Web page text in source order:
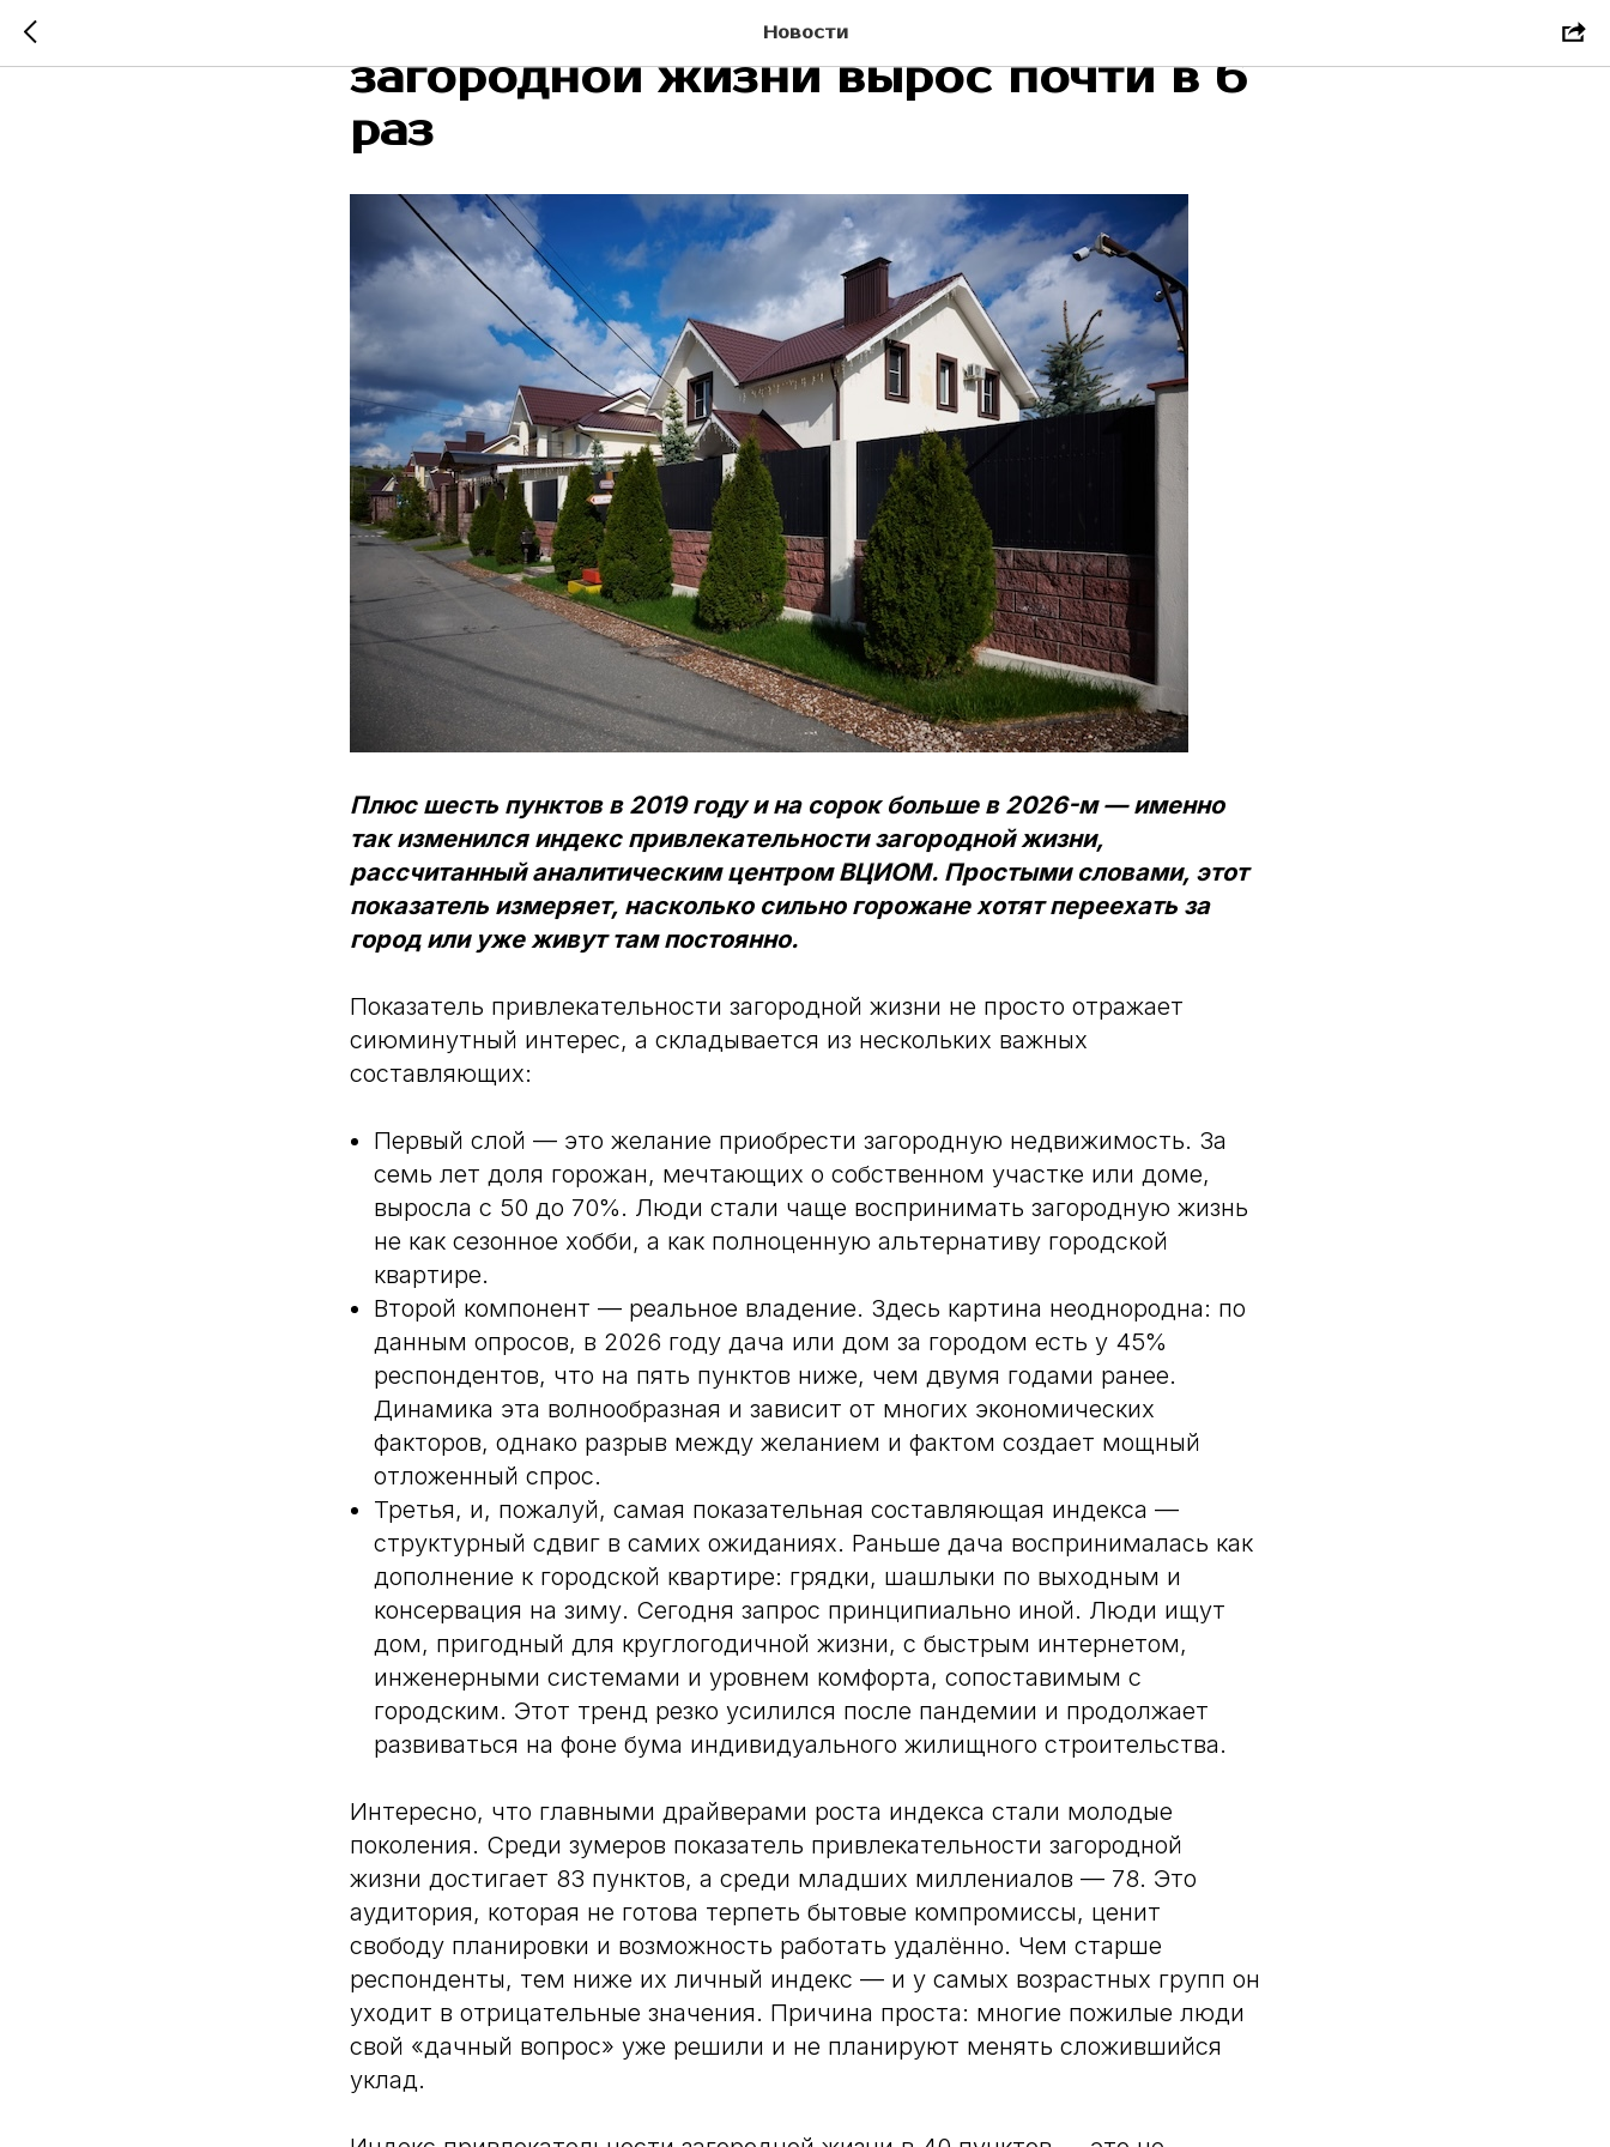
Новости
За 7 лет индекс привлекательности
загородной жизни вырос почти в 6
раз
Плюс шесть пунктов в 2019 году и на сорок больше в 2026-м — именно
так изменился индекс привлекательности загородной жизни,
рассчитанный аналитическим центром ВЦИОМ. Простыми словами, этот
показатель измеряет, насколько сильно горожане хотят переехать за
город или уже живут там постоянно.
Показатель привлекательности загородной жизни не просто отражает
сиюминутный интерес, а складывается из нескольких важных
составляющих:
Первый слой — это желание приобрести загородную недвижимость. За
семь лет доля горожан, мечтающих о собственном участке или доме,
выросла с 50 до 70%. Люди стали чаще воспринимать загородную жизнь
не как сезонное хобби, а как полноценную альтернативу городской
квартире.
Второй компонент — реальное владение. Здесь картина неоднородна: по
данным опросов, в 2026 году дача или дом за городом есть у 45%
респондентов, что на пять пунктов ниже, чем двумя годами ранее.
Динамика эта волнообразная и зависит от многих экономических
факторов, однако разрыв между желанием и фактом создает мощный
отложенный спрос.
Третья, и, пожалуй, самая показательная составляющая индекса —
структурный сдвиг в самих ожиданиях. Раньше дача воспринималась как
дополнение к городской квартире: грядки, шашлыки по выходным и
консервация на зиму. Сегодня запрос принципиально иной. Люди ищут
дом, пригодный для круглогодичной жизни, с быстрым интернетом,
инженерными системами и уровнем комфорта, сопоставимым с
городским. Этот тренд резко усилился после пандемии и продолжает
развиваться на фоне бума индивидуального жилищного строительства.
Интересно, что главными драйверами роста индекса стали молодые
поколения. Среди зумеров показатель привлекательности загородной
жизни достигает 83 пунктов, а среди младших миллениалов — 78. Это
аудитория, которая не готова терпеть бытовые компромиссы, ценит
свободу планировки и возможность работать удалённо. Чем старше
респонденты, тем ниже их личный индекс — и у самых возрастных групп он
уходит в отрицательные значения. Причина проста: многие пожилые люди
свой «дачный вопрос» уже решили и не планируют менять сложившийся
уклад.